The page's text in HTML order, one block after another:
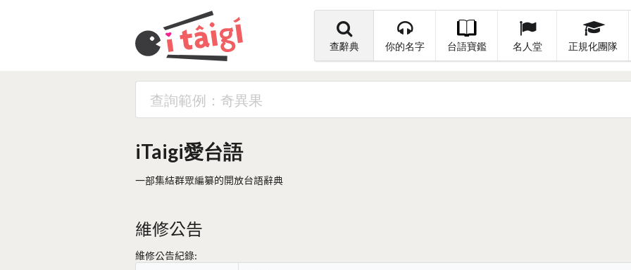
查辭典 你的名字 台語寶鑑 名人堂 正規化團隊
iTaigi愛台語
一部集結群眾編纂的開放台語辭典
維修公告
維修公告紀錄: